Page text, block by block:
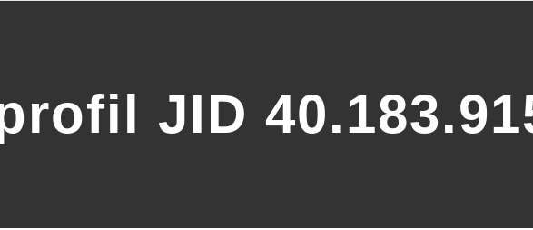
JID